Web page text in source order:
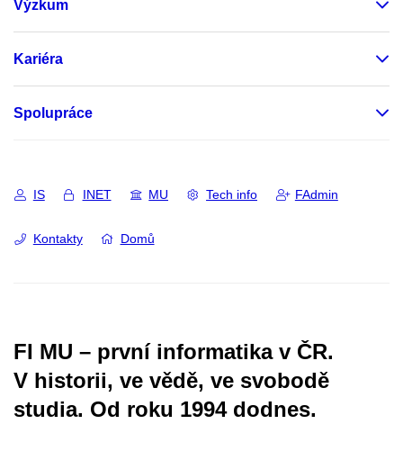
Výzkum
Kariéra
Spolupráce
IS INET MU Tech info FAdmin
Kontakty Domů
FI MU – první informatika v ČR.
V historii, ve vědě, ve svobodě
studia. Od roku 1994 dodnes.